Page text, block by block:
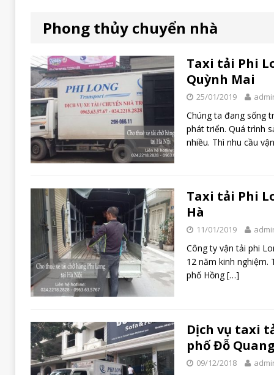
Phong thủy chuyển nhà
Taxi tải Phi
Quỳnh Mai
25/01/2019
Chúng ta đang sống
phát triển. Quá trình
nhiều. Thì nhu cầu
Taxi tải Phi
Hà
11/01/2019
Công ty vận tải phi
12 năm kinh nghiệm.
phố Hồng[…]
Dịch vụ taxi
phố Đỗ
09/12/2018